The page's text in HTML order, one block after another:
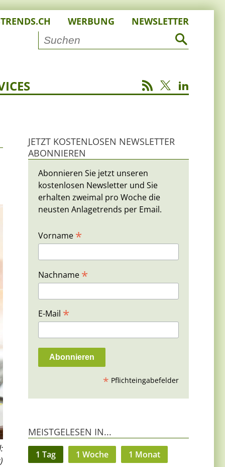
WERBUNG NEWSLETTER
JETZT KOSTENLOSEN NEWSLETTER
ABONNIEREN
Abonnieren Sie jetzt unseren
kostenlosen Newsletter und Sie
erhalten zweimal pro Woche die
neusten Anlagetrends per Email.
Vorname *
Nachname *
E-Mail *
* Pflichteingabefelder
MEISTGELESEN IN...
1 Tag 1 Woche 1 Monat